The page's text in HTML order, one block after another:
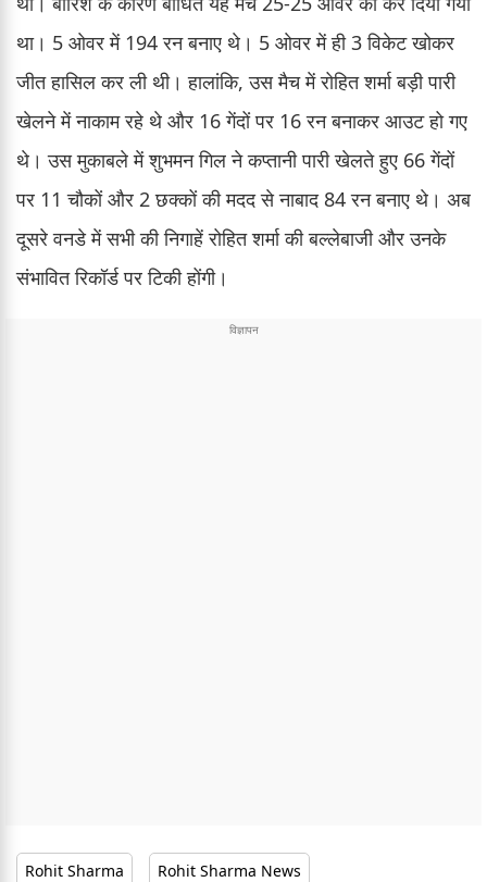
था। 5 ओवर में 194 रन बनाए थे। 5 ओवर में ही 3 विकेट खोकर
जीत हासिल कर ली थी। हालांकि, उस मैच में रोहित शर्मा बड़ी पारी
खेलने में नाकाम रहे थे और 16 गेंदों पर 16 रन बनाकर आउट हो गए
थे। उस मुकाबले में शुभमन गिल ने कप्तानी पारी खेलते हुए 66 गेंदों
पर 11 चौकों और 2 छक्कों की मदद से नाबाद 84 रन बनाए थे। अब
दूसरे वनडे में सभी की निगाहें रोहित शर्मा की बल्लेबाजी और उनके
संभावित रिकॉर्ड पर टिकी होंगी।
Rohit Sharma Rohit Sharma News